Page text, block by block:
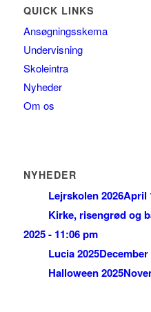
QUICK LINKS
Ansøgningsskema
Undervisning
Skoleintra
Nyheder
Om os
NYHEDER
Lejrskolen 2026April
Kirke, risengrød og
2025 - 11:06 pm
Lucia 2025December
Halloween 2025